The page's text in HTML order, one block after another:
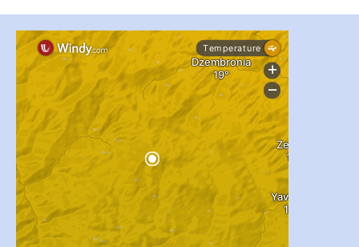
...
pimrec_project